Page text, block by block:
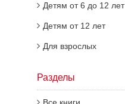
Детям от 6 до 12 лет
Детям от 12 лет
Для взрослых
Разделы